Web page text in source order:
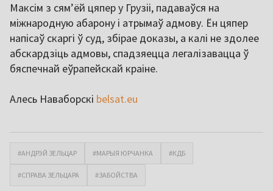
Максім з сям’ёй цяпер у Грузіі, падаваўся на
міжнародную абарону і атрымаў адмову. Ён цяпер
напісаў скаргі ў суд, збірае доказы, а калі не здолее
абскардзіць адмовы, спадзяецца легалізавацца ў
бяспечнай еўрапейскай краіне.
Алесь Наваборскі belsat.eu
#АНДРЭЙ ЗЕЛЬЦАР #МАРЫЯ ЮРЧАНКА #КДБ
#СПРАВА ЗЕЛЬЦАРА #ЗАБОЙСТВА